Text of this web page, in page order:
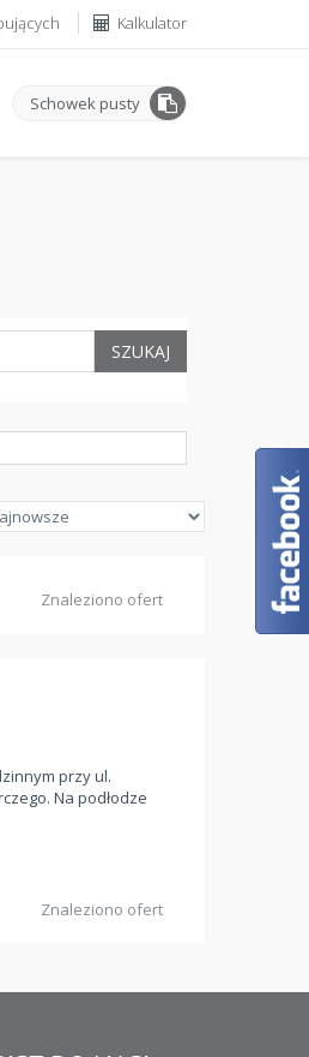
Kalkulator
Schowek pusty
SZUKAJ
Znaleziono ofert
przy ul.
Na podłodze
Znaleziono ofert